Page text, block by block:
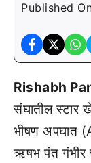
Published
Rishabh
संघातील
भीषण अपघात
ऋषभ पंत गंभीर